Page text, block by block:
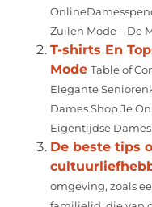
Zuilen Mode – De
T-shirts En
Mode Table of
Elegante
Dames Shop Je
Eigentijdse
De beste tips
omgeving, zoals